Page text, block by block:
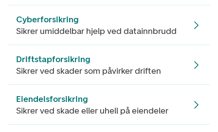
Cyberforsikring
Sikrer umiddelbar hjelp ved datainnbrudd
Driftstapforsikring
Sikrer ved skader som påvirker driften
Eiendelsforsikring
Sikrer ved skade eller uhell på eiendeler